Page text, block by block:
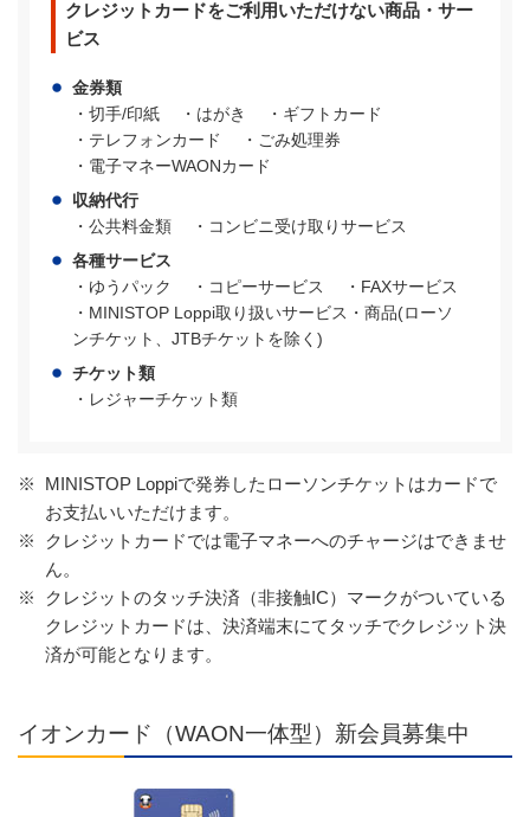
クレジットカードをご利用いただけない商品・サー
ビス
金券類
・切手/印紙
・はがき
・ギフトカード
・テレフォンカード
・ごみ処理券
・電子マネーWAONカード
収納代行
・公共料金類
・コンビニ受け取りサービス
各種サービス
・ゆうパック
・コピーサービス
・FAXサービス
・MINISTOP Loppi取り扱いサービス・商品(ローソ
ンチケット、JTBチケットを除く)
チケット類
・レジャーチケット類
※
MINISTOP Loppiで発券したローソンチケットはカードで
お支払いいただけます。
※
クレジットカードでは電子マネーへのチャージはできませ
ん。
※
クレジットのタッチ決済（非接触IC）マークがついている
クレジットカードは、決済端末にてタッチでクレジット決
済が可能となります。
イオンカード（WAON一体型）新会員募集中